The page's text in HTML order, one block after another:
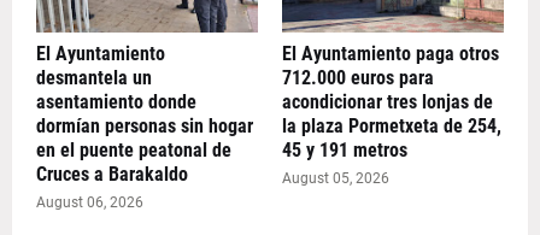
El Ayuntamiento
desmantela un
asentamiento donde
dormían personas sin hogar
en el puente peatonal de
Cruces a Barakaldo
August 06, 2026
El Ayuntamiento paga otros
712.000 euros para
acondicionar tres lonjas de
la plaza Pormetxeta de 254,
45 y 191 metros
August 05, 2026